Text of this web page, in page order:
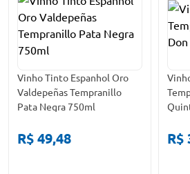
Vinho Tinto Espanhol Oro
Valdepeñas Tempranillo
Pata Negra 750ml
R$ 49,48 R$